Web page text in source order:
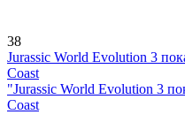
38
Jurassic World Evolution 3
Coast
"Jurassic World Evolution 3
Coast